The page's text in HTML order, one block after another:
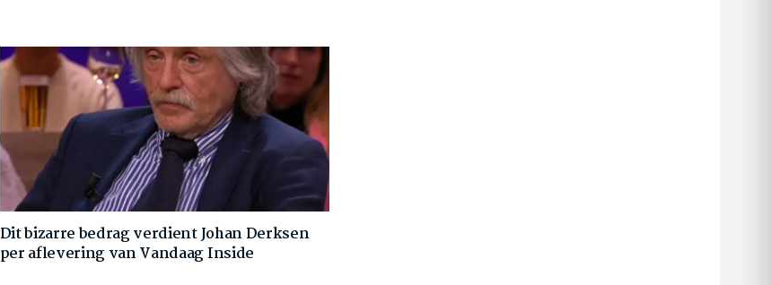
Dit bizarre bedrag verdient Johan Derksen
per aflevering van Vandaag Inside